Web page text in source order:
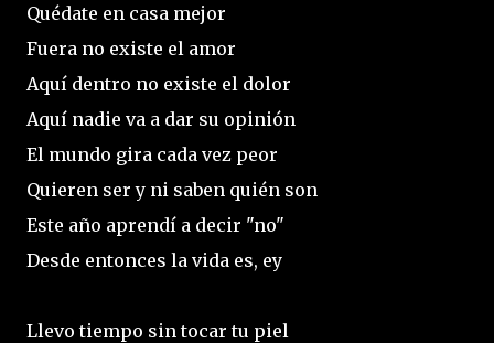
Quédate en casa mejor
Fuera no existe el amor
Aquí dentro no existe el dolor
Aquí nadie va a dar su opinión
El mundo gira cada vez peor
Quieren ser y ni saben quién son
Este año aprendí a decir "no"
Desde entonces la vida es, ey
Llevo tiempo sin tocar tu piel